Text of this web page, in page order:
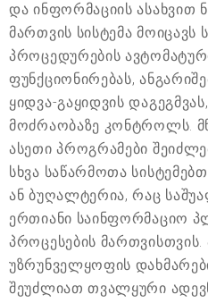
და ინფორმაციის ასახვით
მართვის სისტემა
პროცედურების
ფუნქციონირებას,
ყიდვა-გაყიდვის
მოძრაობაზე კონტროლს.
ასეთი პროგრამები
სხვა საწარმოთა
ან ბუღალტერია, რაც
ერთიანი საინფორმაციო
პროცესების
უზრუნველყოფის
შეუძლიათ თვალყური